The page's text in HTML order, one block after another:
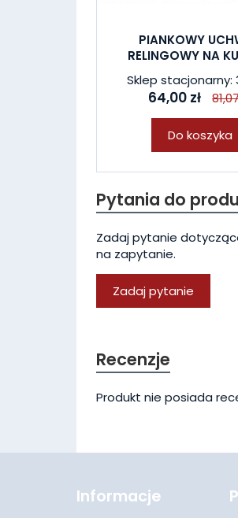
PIANKOWY
RELINGOWY NA
Sklep stacjonarny:
64,00 zł
Do koszyka
Pytania do
Zadaj pytanie
na zapytanie.
Zadaj pytanie
Recenzje
Produkt nie posiada
Informacje